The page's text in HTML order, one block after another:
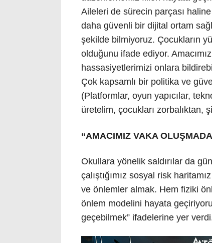
Aileleri de sürecin parçası
daha güvenli bir dijital ortam
şekilde bilmiyoruz. Çocukların
olduğunu ifade ediyor.
hassasiyetlerimizi onlara
Çok kapsamlı bir politika ve
(Platformlar, oyun yapıcılar,
üretelim, çocukları zorbalıktan,
“AMACIMIZ VAKA
Okullara yönelik saldırılar da
çalıştığımız sosyal risk
ve önlemler almak. Hem fiziki
önlem modelini hayata
geçebilmek” ifadelerine yer